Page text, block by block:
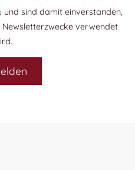
und sind damit einverstanden,
verwendet